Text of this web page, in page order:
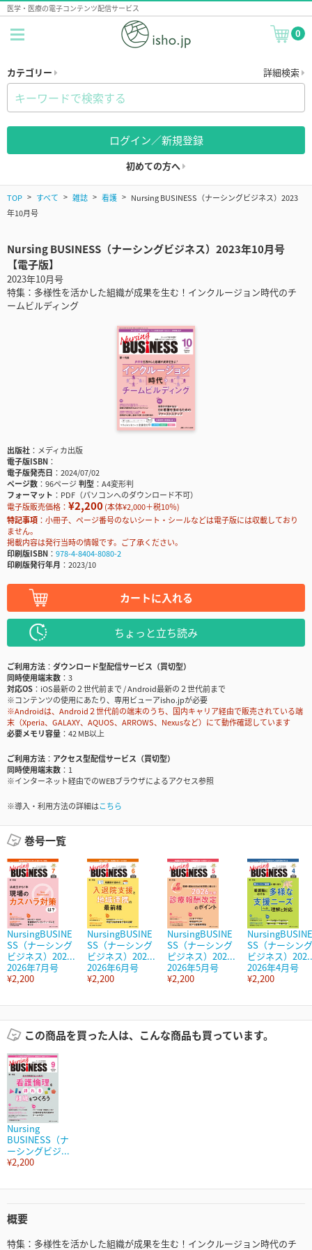
医学・医療の電子コンテンツ配信サービス
0
カテゴリー 詳細検索
ログイン／新規登録
初めての方へ
TOP すべて 雑誌 看護
Nursing BUSINESS（ナーシングビジネス）2023
年10月号
Nursing BUSINESS（ナーシングビジネス）2023年10月号
【電子版】
2023年10月号
特集：多様性を活かした組織が成果を生む！インクルージョン時代のチ
ームビルディング
出版社
メディカ出版
電子版ISBN
電子版発売日
2024/07/02
ページ数
96ページ判型
A4変形判
フォーマット
PDF（パソコンへのダウンロード不可）
電子版販売価格： ¥2,200(本体¥2,000＋税10％)
特記事項
小冊子、ページ番号のないシート・シールなどは電子版には収載しており
ません。
掲載内容は発行当時の情報です。ご了承ください。
印刷版ISBN
978-4-8404-8080-2
印刷版発行年月
2023/10
カートに入れる
ちょっと立ち読み
ご利用方法
ダウンロード型配信サービス（買切型）
同時使用端末数
3
対応OS
iOS最新の２世代前まで / Android最新の２世代前まで
※コンテンツの使用にあたり、専用ビューアisho.jpが必要
※Androidは、Android２世代前の端末のうち、国内キャリア経由で販売されている端
末（Xperia、GALAXY、AQUOS、ARROWS、Nexusなど）にて動作確認しています
必要メモリ容量
42 MB以上
ご利用方法
アクセス型配信サービス（買切型）
同時使用端末数
1
※インターネット経由でのWEBブラウザによるアクセス参照
※導入・利用方法の詳細はこちら
巻号一覧
NursingBUSINE
SS（ナーシング
ビジネス）202...
2026年7月号
¥2,200
NursingBUSINE
SS（ナーシング
ビジネス）202...
2026年6月号
¥2,200
NursingBUSINE
SS（ナーシング
ピジネス）202...
2026年5月号
¥2,200
NursingBUSINE
SS（ナーシング
ビジネス）
2026年4月号
¥2,200
この商品を買った人は、こんな商品も買っています。
Nursing
BUSINESS（ナ
ーシングビジ...
¥2,200
概要
特集：多様性を活かした組織が成果を生む！インクルージョン時代のチ